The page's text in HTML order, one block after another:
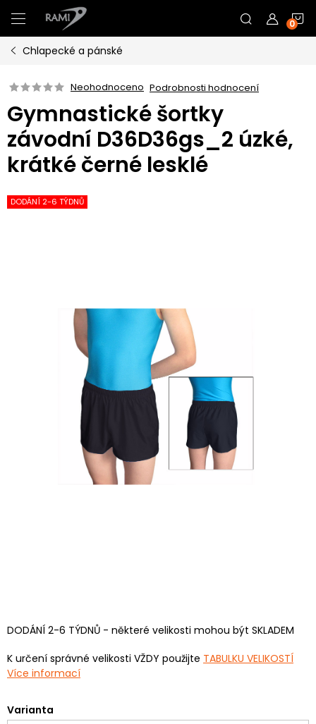
na
obsah
Chlapecké a pánské
Neohodnoceno Podrobnosti hodnocení
Gymnastické šortky
závodní D36D36gs_2 úzké,
krátké černé lesklé
DODÁNÍ 2-6 TÝDNŮ
DODÁNÍ 2-6 TÝDNŮ - některé velikosti mohou být SKLADEM
K určení správné velikosti VŽDY použijte TABULKU VELIKOSTÍ
Více informací
Varianta